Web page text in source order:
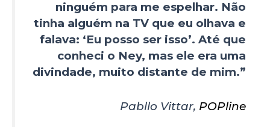
ninguém para me espelhar. Não
tinha alguém na TV que eu olhava e
falava: ‘Eu posso ser isso’. Até que
conheci o Ney, mas ele era uma
divindade, muito distante de mim.”
Pabllo Vittar, POPline